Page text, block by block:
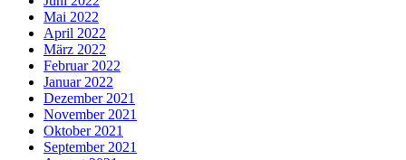
Mai 2022
April 2022
März 2022
Februar 2022
Januar 2022
Dezember 2021
November 2021
Oktober 2021
September 2021